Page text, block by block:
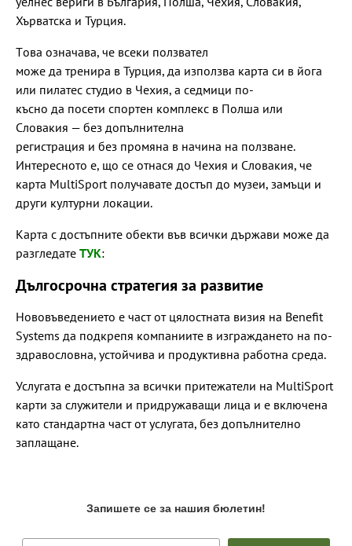
Хърватска и Турция.
Tова означава, че всеки ползвател
може да тренира в Турция, да използва карта си в йога
или пилатес студио в Чехия, а седмици по-
късно да посети спортен комплекс в Полша или
Словакия — без допълнителна
регистрация и без промяна в начина на ползване.
Интересното е, що се отнася до Чехия и Словакия, че
карта MultiSport получавате достъп до музеи, замъци и
други културни локации.
Карта с достъпните обекти във всички държави може да
разгледате ТУК:
Дългосрочна стратегия за развитие
Нововъведението е част от цялостната визия на Benefit
Systems да подкрепя компаниите в изграждането на по-
здравословна, устойчива и продуктивна работна среда.
Услугата е достъпна за всички притежатели на MultiSport
карти за служители и придружаващи лица и е включена
като стандартна част от услугата, без допълнително
заплащане.